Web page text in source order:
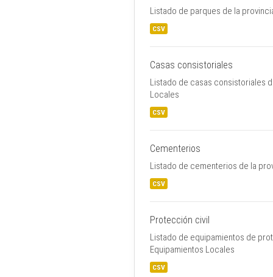
Listado de parques de la
CSV
Casas consistoriales
Listado de casas consistoriales
Locales
CSV
Cementerios
Listado de cementerios de la
CSV
Protección civil
Listado de equipamientos de
Equipamientos Locales
CSV